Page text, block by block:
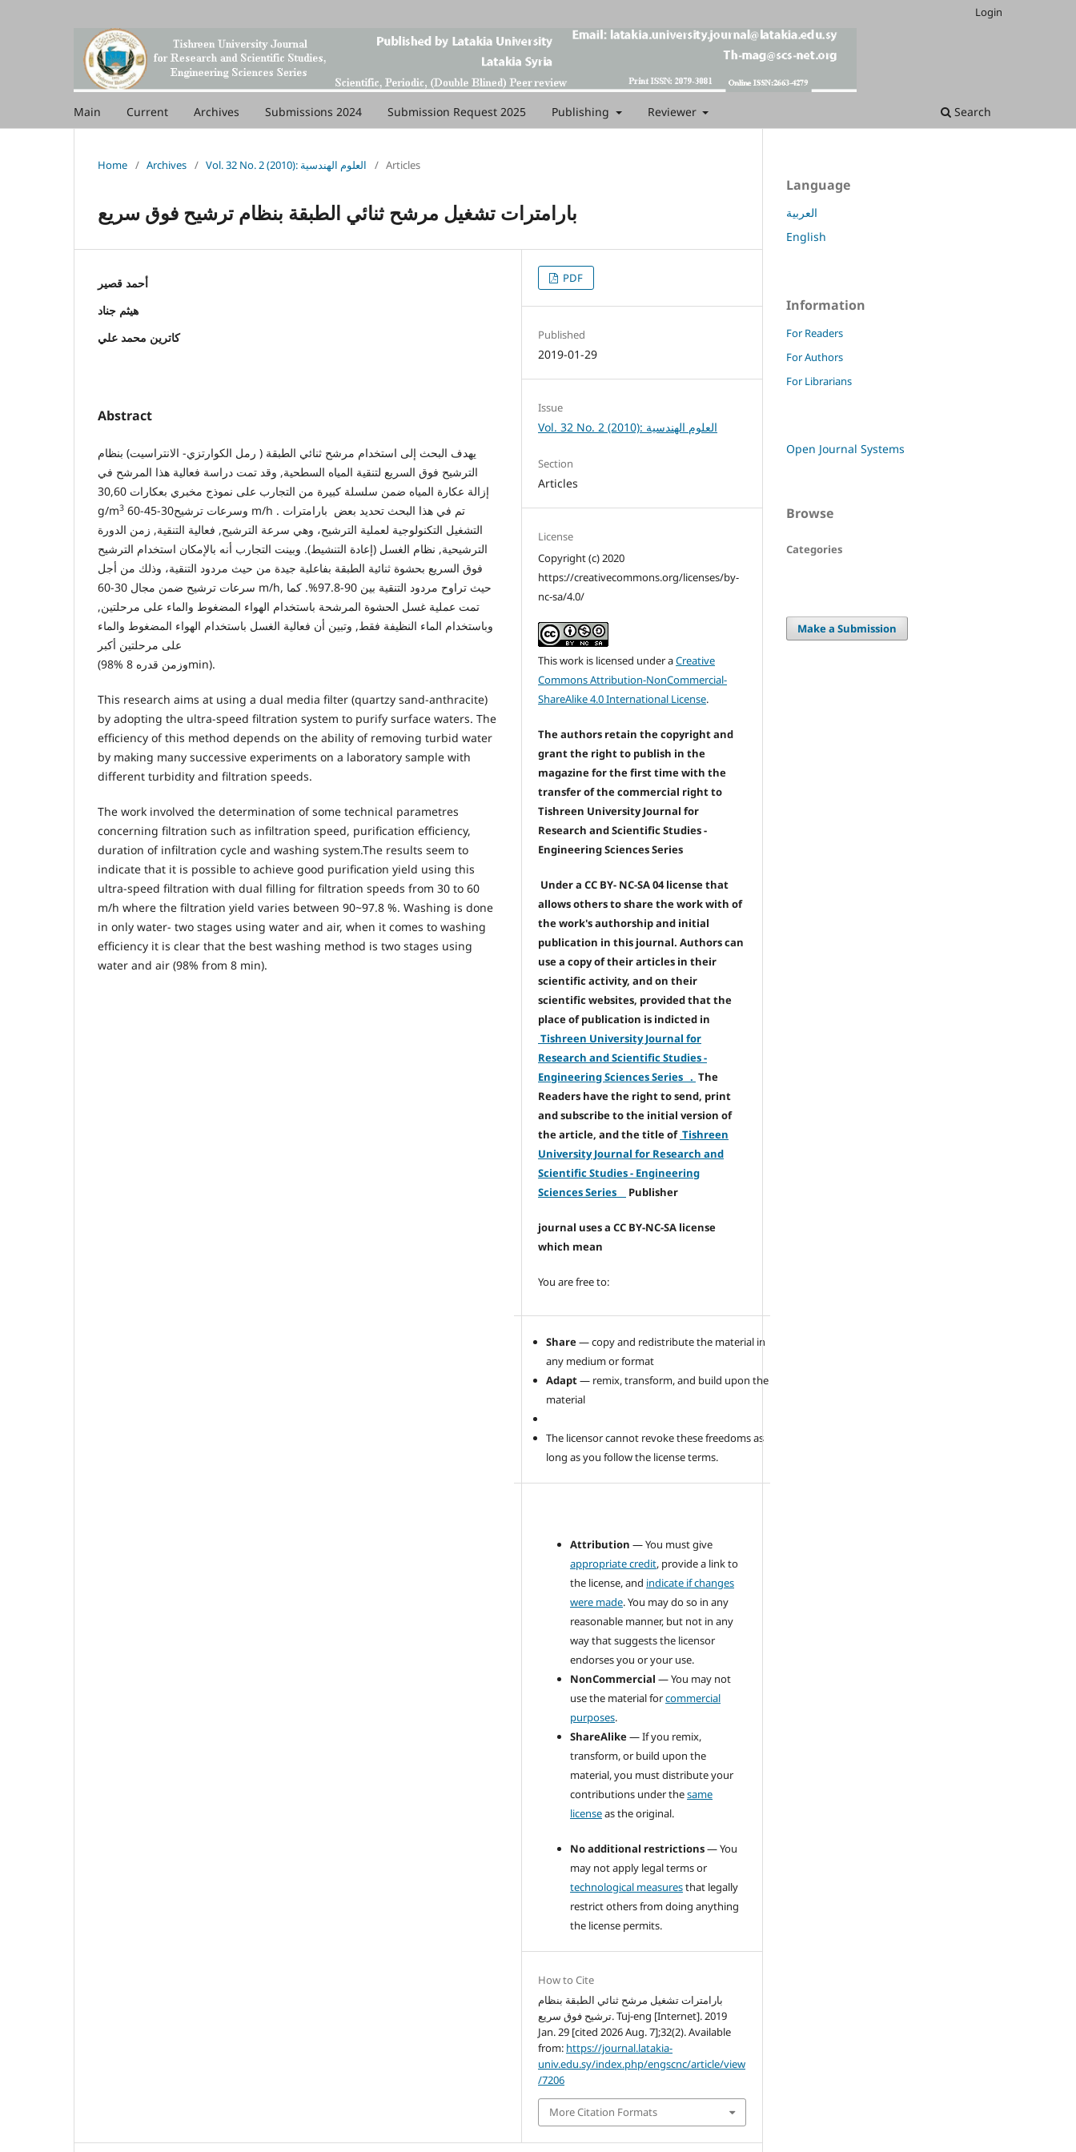
Main Current Archives Submissions 2024 Submission Request 2025 Publishing Reviewer Search
Login
Home / Archives / Vol. 32 No. 2 (2010): العلوم الهندسية / Articles
بارامترات تشغيل مرشح ثنائي الطبقة بنظام ترشيح فوق سريع
أحمد قصير
هيثم جناد
كاترين محمد علي
Abstract
يهدف البحث إلى استخدام مرشح ثنائي الطبقة ( رمل الكوارتزي- الانتراسيت) بنظام
الترشيح فوق السريع لتنقية المياه السطحية, وقد تمت دراسة فعالية هذا المرشح في
إزالة عكارة المياه ضمن سلسلة كبيرة من التجارب على نموذج مخبري بعكارات 30,60
g/m3
التشغيل التكنولوجية لعملية الترشيح، وهي سرعة الترشيح, فعالية التنقية, زمن الدورة
الترشيحية, نظام الغسل (إعادة التنشيط). وبينت التجارب أنه بالإمكان استخدام الترشيح
فوق السريع بحشوة ثنائية الطبقة بفاعلية جيدة من حيث مردود التنقية، وذلك من أجل
سرعات ترشيح ضمن مجال 30-60 m/h, حيث تراوح مردود التنقية بين 90-97.8%. كما
تمت عملية غسل الحشوة المرشحة باستخدام الهواء المضغوط والماء على مرحلتين,
وباستخدام الماء النظيفة فقط, وتبين أن فعالية الغسل باستخدام الهواء المضغوط والماء
على مرحلتين أكبر
(98% وزمن قدره 8min).
This research aims at using a dual media filter (quartzy sand-anthracite)
by adopting the ultra-speed filtration system to purify surface waters. The
efficiency of this method depends on the ability of removing turbid water
by making many successive experiments on a laboratory sample with
different turbidity and filtration speeds.
The work involved the determination of some technical parametres
concerning filtration such as infiltration speed, purification efficiency,
duration of infiltration cycle and washing system.The results seem to
indicate that it is possible to achieve good purification yield using this
ultra-speed filtration with dual filling for filtration speeds from 30 to 60
m/h where the filtration yield varies between 90~97.8 %. Washing is done
in only water- two stages using water and air, when it comes to washing
efficiency it is clear that the best washing method is two stages using
water and air (98% from 8 min).
PDF
Published
2019-01-29
Issue
Vol. 32 No. 2 (2010): العلوم الهندسية
Section
Articles
License
Copyright (c) 2020
https://creativecommons.org/licenses/by-
nc-sa/4.0/
This work is licensed under aCreative
Commons Attribution-NonCommercial-
ShareAlike 4.0 International License.
The authors retain the copyright and
grant the right to publish in the
magazine for the first time with the
transfer of the commercial right to
Tishreen University Journal for
Research and Scientific Studies -
Engineering Sciences Series
Under a CC BY- NC-SA 04 license that
allows others to share the work with of
the work's authorship and initial
publication in this journal. Authors can
use a copy of their articles in their
scientific activity, and on their
scientific websites, provided that the
place of publication is indicted in
Tishreen University Journal for
Research and Scientific Studies -
Engineering Sciences Series . The
Readers have the right to send, print
and subscribe to the initial version of
the article, and the title of Tishreen
University Journal for Research and
Scientific Studies - Engineering
Sciences Series
Publisher
journal uses a CC BY-NC-SA license
which mean
You are free to:
Share— copy and redistribute the material in
any medium or format
Adapt— remix, transform, and build upon the
material
The licensor cannot revoke these freedoms as
long as you follow the license terms.
Attribution — You must give
appropriate credit, provide a link to
the license, and indicate if changes
were made. You may do so in any
reasonable manner, but not in any
way that suggests the licensor
endorses you or your use.
NonCommercial — You may not
use the material forcommercial
purposes.
ShareAlike— If you remix,
transform, or build upon the
material, you must distribute your
contributions under thesame
licenseas the original.
No additional restrictions— You
may not apply legal terms or
technological measuresthat legally
restrict others from doing anything
the license permits.
How to Cite
بارامترات تشغيل مرشح ثنائي الطبقة بنظام
ترشيح فوق سريع. Tuj-eng [Internet]. 2019
Jan. 29 [cited 2026 Aug. 7];32(2). Available
from: https://journal.latakia-
univ.edu.sy/index.php/engscnc/article/view
/7206
More Citation Formats
Language
العربية
English
Information
For Readers
For Authors
For Librarians
Open Journal Systems
Browse
Categories
Make a Submission